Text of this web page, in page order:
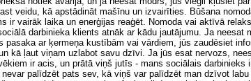
veidu, kā apstādināt mašīnu un izvairīties. Būšana
ir vairāk laika un enerģijas reaģēt. Nomoda vai aktīvā
darbinieka klients atnāk ar kādu jautājumu. Ja neesat
ar ķermeņa kustībām vai vārdiem, jūs zaudēsiet
kā ļaut viņam uzlabot savu dzīvi. Ja jūs esat nervozs,
ir acis, un prātā viņš jutīs - mans sociālais darbinieks
palīdzēt pats sev, kā viņš var palīdzēt man dzīvot